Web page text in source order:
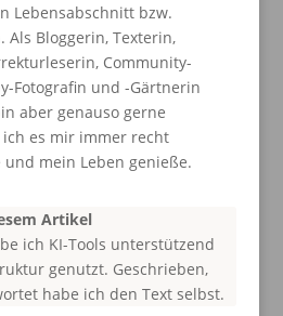
Lebensabschnitt bzw.
Bloggerin, Texterin,
Community-
Fotografin und -Gärtnerin
aber genauso gerne
es mir immer recht
mein Leben genieße.
Artikel
ich KI-Tools unterstützend
genutzt. Geschrieben,
habe ich den Text selbst.